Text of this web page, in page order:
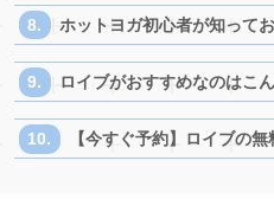
ホットヨガ初心者が知って
ロイブがおすすめなのはこ
【今すぐ予約】ロイブの